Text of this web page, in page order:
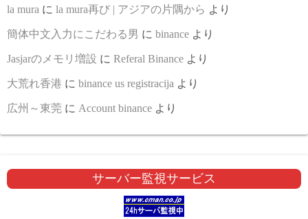
la mura に la mura再び | アジアの片隅から より
簡体中文入力にこだわる男 に binance より
Jasjarのメモリ増設 に Referal Binance より
大荒れ香港 に binance us registracija より
広州～東莞 に Account binance より
サーバー監視サービス